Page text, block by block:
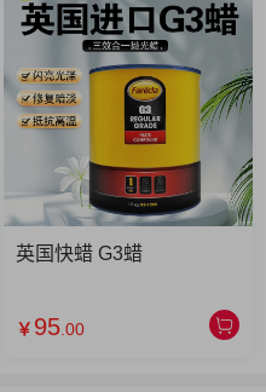
英国快蜡 G3蜡
￥ 95 .00